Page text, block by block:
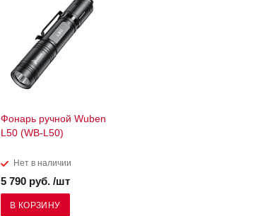
Фонарь ручной Wuben
L50 (WB-L50)
Нет в наличии
5 790 руб. /шт
В КОРЗИНУ